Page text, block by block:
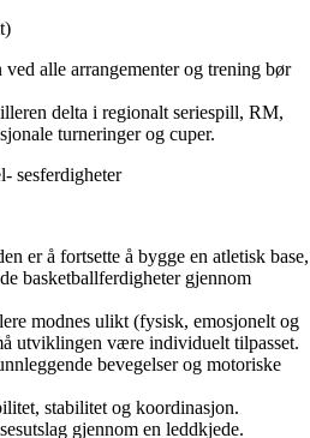
ved alle arrangementer og trening bør
delta i regionalt seriespill, RM,
turneringer og cuper.
sesferdigheter
er å fortsette å bygge en atletisk base,
basketballferdigheter gjennom
modnes ulikt (fysisk, emosjonelt og
utviklingen være individuelt tilpasset.
bevegelser og motoriske
stabilitet og koordinasjon.
gjennom en leddkjede.